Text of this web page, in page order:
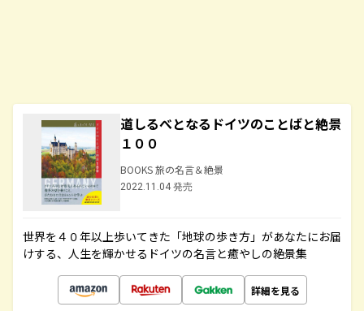
道しるべとなるドイツのことばと絶景
１００
BOOKS 旅の名言＆絶景
2022.11.04 発売
世界を４０年以上歩いてきた「地球の歩き方」があなたにお届
けする、人生を輝かせるドイツの名言と癒やしの絶景集
詳細を見る